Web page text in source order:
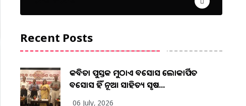
Recent Posts
କବିତା ପୁସ୍ତକ ମୁଠାଏ ଅବସୋସ ଲୋକାର୍ପିତ
ଅବସୋସ ହିଁ ନୂଆ ସାହିତ୍ୟ ସୃଷ...
06 July, 2026